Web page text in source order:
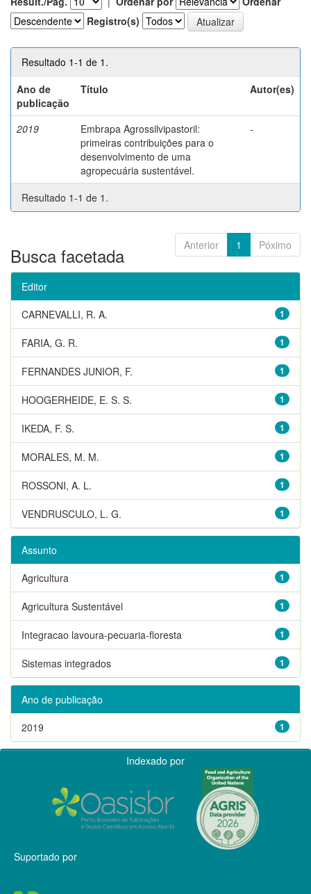
Registro(s)
Resultado 1-1 de 1.
Ano de
publicação
Título Autor(es)
2019
Embrapa Agrossilvipastoril:
primeiras contribuições para o
desenvolvimento de uma
agropecuária sustentável.
-
Resultado 1-1 de 1.
Anterior 1 Póximo
Busca facetada
Editor
1
CARNEVALLI, R. A.
1
FARIA, G. R.
1
FERNANDES JUNIOR, F.
1
HOOGERHEIDE, E. S. S.
1
IKEDA, F. S.
1
MORALES, M. M.
1
ROSSONI, A. L.
1
VENDRUSCULO, L. G.
Assunto
1
Agricultura
1
Agricultura Sustentável
1
Integracao lavoura-pecuaria-floresta
1
Sistemas integrados
Ano de publicação
1
2019
Indexado por
Suportado por